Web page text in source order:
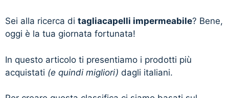
Sei alla ricerca di tagliacapelli impermeabile? Bene,
oggi è la tua giornata fortunata!
In questo articolo ti presentiamo i prodotti più
acquistati (e quindi migliori) dagli italiani.